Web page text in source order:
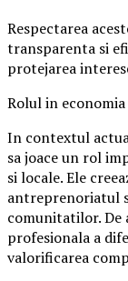
Respectarea
transparenta si
protejarea
Rolul in
In contextul
sa joace un rol
si locale. Ele
antreprenoriatul
comunitatilor. De
profesionala a
valorificarea